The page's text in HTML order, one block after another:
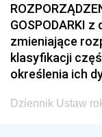
GOSPODARKI
zmieniające
klasyfikacji
określenia ich
Dziennik Ustaw